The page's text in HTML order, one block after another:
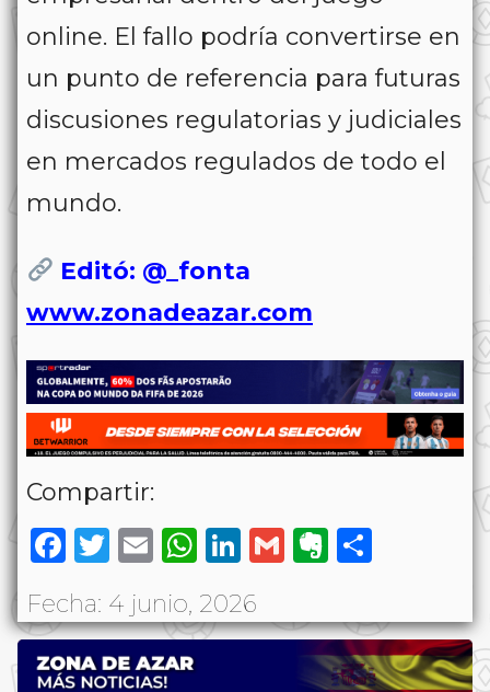
online. El fallo podría convertirse en
un punto de referencia para futuras
discusiones regulatorias y judiciales
en mercados regulados de todo el
mundo.
Editó: @_fonta
www.zonadeazar.com
Compartir:
Facebook
Twitter
EmailWhatsApp
LinkedIn
GmailEvernote
Fecha: 4 junio, 2026